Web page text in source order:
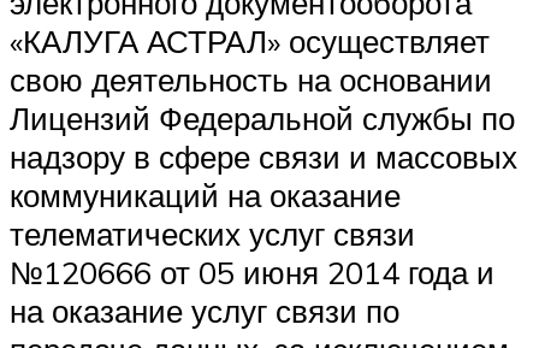
«КАЛУГА АСТРАЛ» осуществляет
свою деятельность на основании
Лицензий Федеральной службы по
надзору в сфере связи и массовых
коммуникаций на оказание
телематических услуг связи
№120666 от 05 июня 2014 года и
на оказание услуг связи по